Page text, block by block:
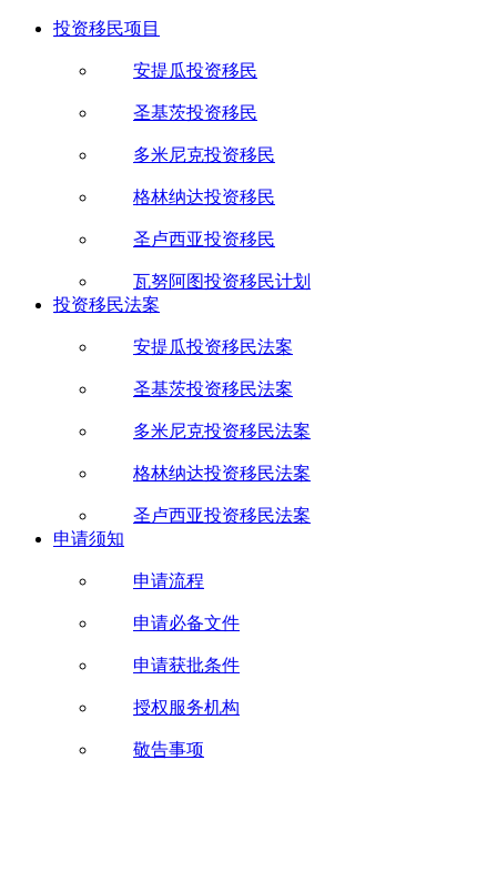
投资移民项目
安提瓜投资移民
圣基茨投资移民
多米尼克投资移民
格林纳达投资移民
圣卢西亚投资移民
瓦努阿图投资移民计划
投资移民法案
安提瓜投资移民法案
圣基茨投资移民法案
多米尼克投资移民法案
格林纳达投资移民法案
圣卢西亚投资移民法案
申请须知
申请流程
申请必备文件
申请获批条件
授权服务机构
敬告事项